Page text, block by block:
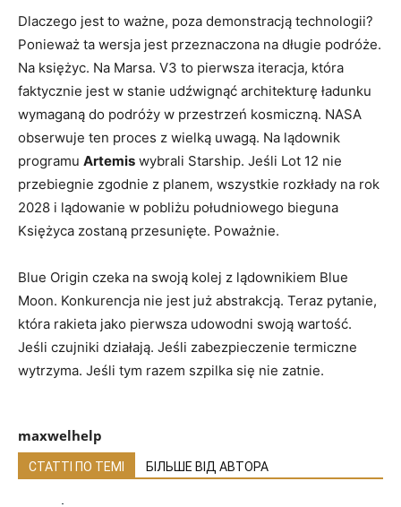
Dlaczego jest to ważne, poza demonstracją technologii?
Ponieważ ta wersja jest przeznaczona na długie podróże.
Na księżyc. Na Marsa. V3 to pierwsza iteracja, która
faktycznie jest w stanie udźwignąć architekturę ładunku
wymaganą do podróży w przestrzeń kosmiczną. NASA
obserwuje ten proces z wielką uwagą. Na lądownik
programu Artemis wybrali Starship. Jeśli Lot 12 nie
przebiegnie zgodnie z planem, wszystkie rozkłady na rok
2028 i lądowanie w pobliżu południowego bieguna
Księżyca zostaną przesunięte. Poważnie.
Blue Origin czeka na swoją kolej z lądownikiem Blue
Moon. Konkurencja nie jest już abstrakcją. Teraz pytanie,
która rakieta jako pierwsza udowodni swoją wartość.
Jeśli czujniki działają. Jeśli zabezpieczenie termiczne
wytrzyma. Jeśli tym razem szpilka się nie zatnie.
maxwelhelp
СТАТТІ ПО ТЕМІ БІЛЬШЕ ВІД АВТОРА